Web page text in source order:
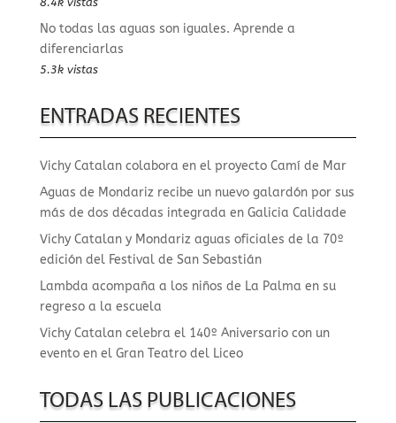
No todas las aguas son iguales. Aprende a
diferenciarlas
5.3k vistas
ENTRADAS RECIENTES
Vichy Catalan colabora en el proyecto Camí de Mar
Aguas de Mondariz recibe un nuevo galardón por sus
más de dos décadas integrada en Galicia Calidade
Vichy Catalan y Mondariz aguas oficiales de la 70º
edición del Festival de San Sebastián
Lambda acompaña a los niños de La Palma en su
regreso a la escuela
Vichy Catalan celebra el 140º Aniversario con un
evento en el Gran Teatro del Liceo
TODAS LAS PUBLICACIONES